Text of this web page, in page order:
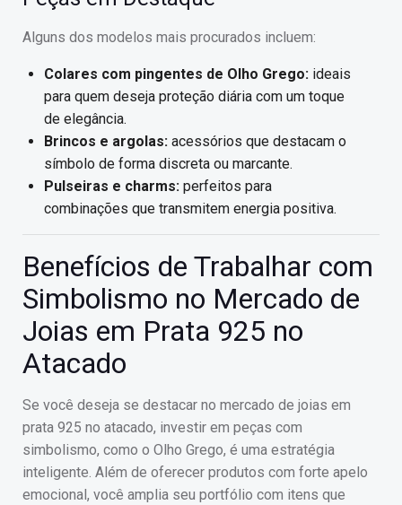
Alguns dos modelos mais procurados incluem:
Colares com pingentes de Olho Grego: ideais
para quem deseja proteção diária com um toque
de elegância.
Brincos e argolas: acessórios que destacam o
símbolo de forma discreta ou marcante.
Pulseiras e charms: perfeitos para
combinações que transmitem energia positiva.
Benefícios de Trabalhar com
Simbolismo no Mercado de
Joias em Prata 925 no
Atacado
Se você deseja se destacar no mercado de joias em
prata 925 no atacado, investir em peças com
simbolismo, como o Olho Grego, é uma estratégia
inteligente. Além de oferecer produtos com forte apelo
emocional, você amplia seu portfólio com itens que